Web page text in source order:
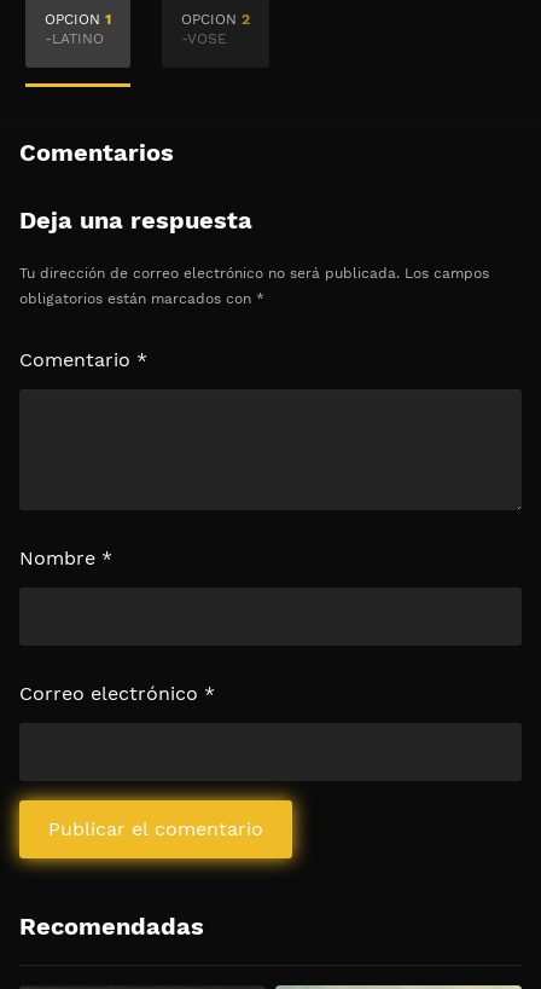
Haz clic 3 veces en el botón para desbloquear el
⏰ El acceso expira en 1 hora
OPCION 1
-LATINO
OPCION 2
-VOSE
Comentarios
Deja una respuesta
Tu dirección de correo electrónico no será publicada. Los campos
obligatorios están marcados con *
Comentario *
Nombre *
Correo electrónico *
Recomendadas